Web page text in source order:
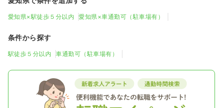
愛知県×駅徒歩５分以内 愛知県×車通勤可（駐車場有）
条件から探す
駅徒歩５分以内 車通勤可（駐車場有）